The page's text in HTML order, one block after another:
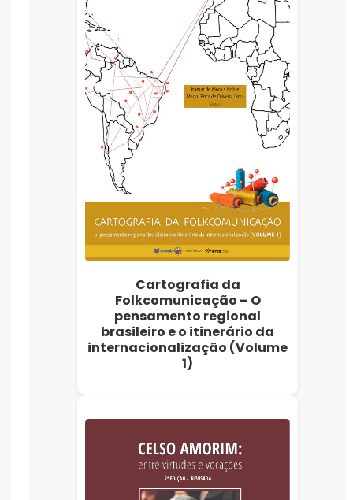
Cartografia da
Folkcomunicação – O
pensamento regional
brasileiro e o itinerário da
internacionalização (Volume
1)